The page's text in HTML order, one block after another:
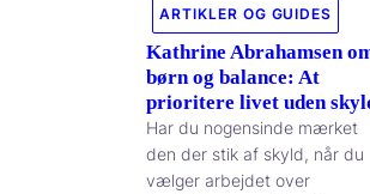
ARTIKLER OG GUIDES
Kathrine Abrahamsen
børn og balance: At
prioritere livet uden
Har du nogensinde mærket
den der stik af skyld, når du
vælger arbejdet over